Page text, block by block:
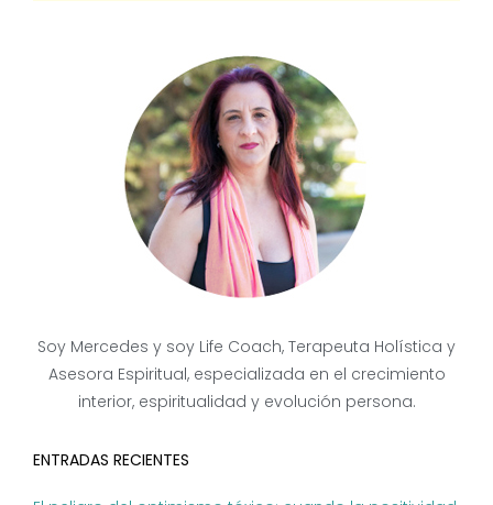
Soy Mercedes y soy Life Coach, Terapeuta Holística y
Asesora Espiritual, especializada en el crecimiento
interior, espiritualidad y evolución persona.
ENTRADAS RECIENTES